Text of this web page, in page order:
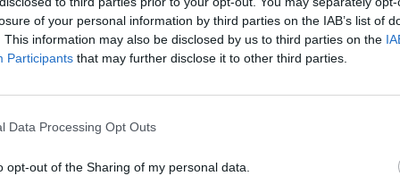
of your personal information by third parties on the IAB’s list of
This information may also be disclosed by us to third parties on the
Participants that may further disclose it to other third parties.
Data Processing Opt Outs
opt-out of the Sharing of my personal data.
Cím: Törő
Biksady
1055,